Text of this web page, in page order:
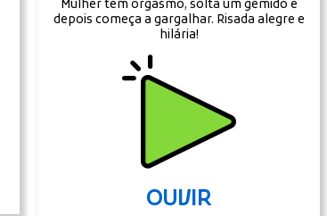
Mulher tem orgasmo, solta um gemido e
depois começa a gargalhar. Risada alegre e
hilária!
OUVIR